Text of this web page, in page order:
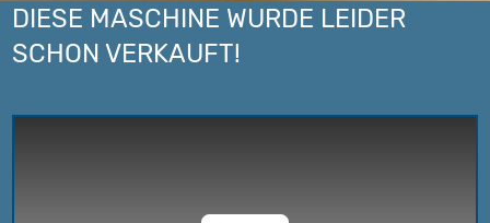
DIESE MASCHINE WURDE LEIDER
SCHON VERKAUFT!